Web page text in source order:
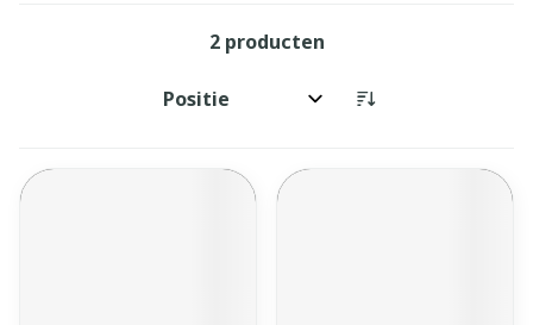
2producten
Sorteer op: